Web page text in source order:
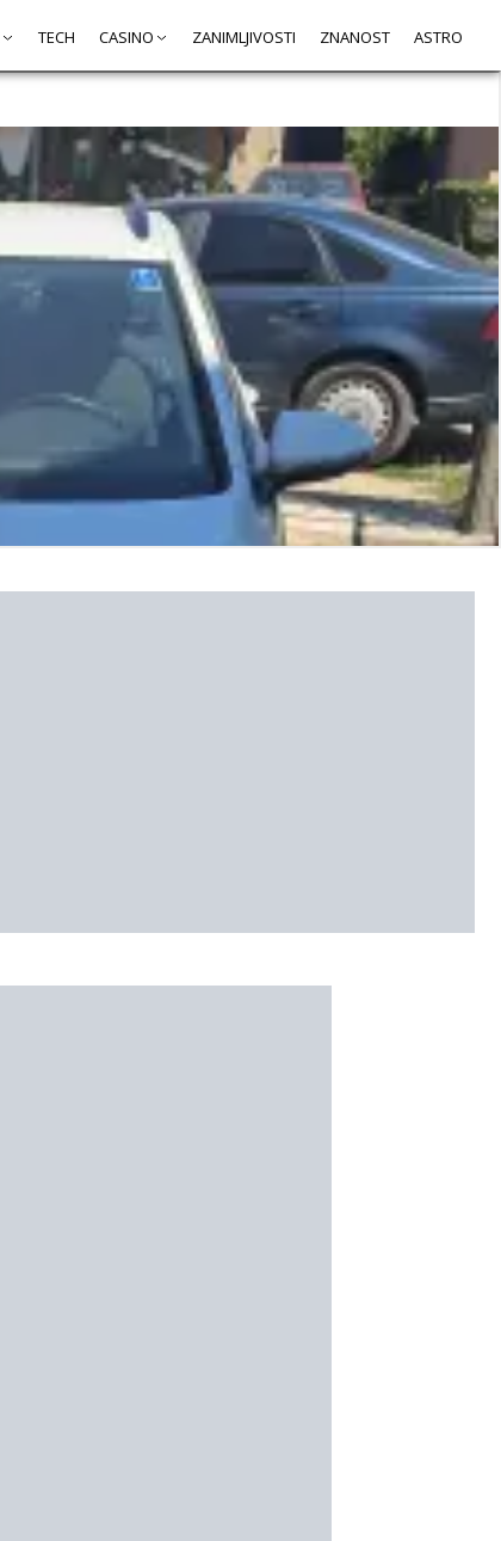
TECH CASINO ZANIMLJIVOSTI ZNANOST ASTRO